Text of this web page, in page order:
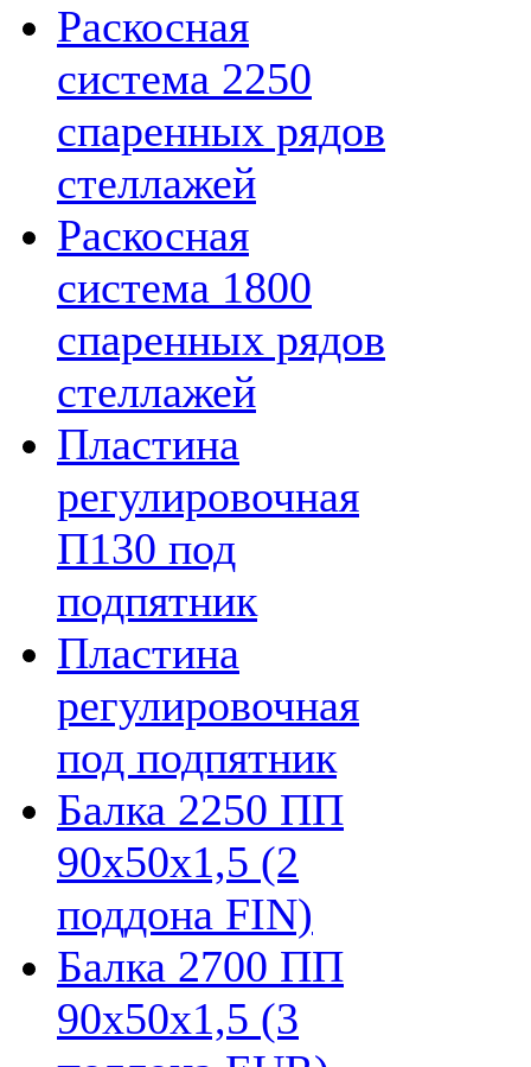
Раскосная
система 2250
спаренных рядов
стеллажей
Раскосная
система 1800
спаренных рядов
стеллажей
Пластина
регулировочная
П130 под
подпятник
Пластина
регулировочная
под подпятник
Балка 2250 ПП
90х50х1,5 (2
поддона FIN)
Балка 2700 ПП
90х50х1,5 (3